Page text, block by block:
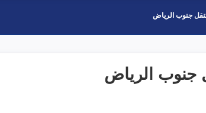
جنوب الرياض
جنوب الرياض